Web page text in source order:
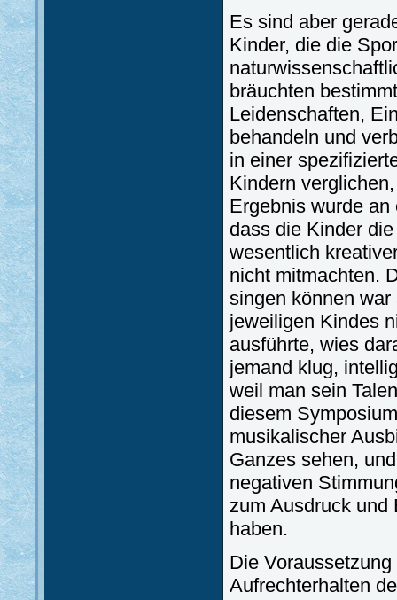
Es sind aber
Kinder, die die
bräuchten
Leidenschaften,
behandeln und
in einer
Kindern
Ergebnis wurde
dass die Kinder
wesentlich
nicht mitmachten.
singen können
jeweiligen Kindes
ausführte, wies
jemand klug,
weil man sein
diesem
musikalischer
Ganzes sehen,
negativen
zum Ausdruck und
haben.
Die
Aufrechterhalten